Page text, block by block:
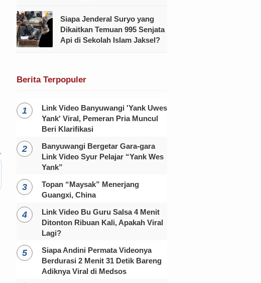
Siapa Jenderal Suryo yang
Dikaitkan Temuan 995 Senjata
Api di Sekolah Islam Jaksel?
Berita Terpopuler
Link Video Banyuwangi 'Yank Uwes
Yank' Viral, Pemeran Pria Muncul
Beri Klarifikasi
Banyuwangi Bergetar Gara-gara
Link Video Syur Pelajar “Yank Wes
Yank”
Topan “Maysak” Menerjang
Guangxi, China
Link Video Bu Guru Salsa 4 Menit
Ditonton Ribuan Kali, Apakah Viral
Lagi?
Siapa Andini Permata Videonya
Berdurasi 2 Menit 31 Detik Bareng
Adiknya Viral di Medsos